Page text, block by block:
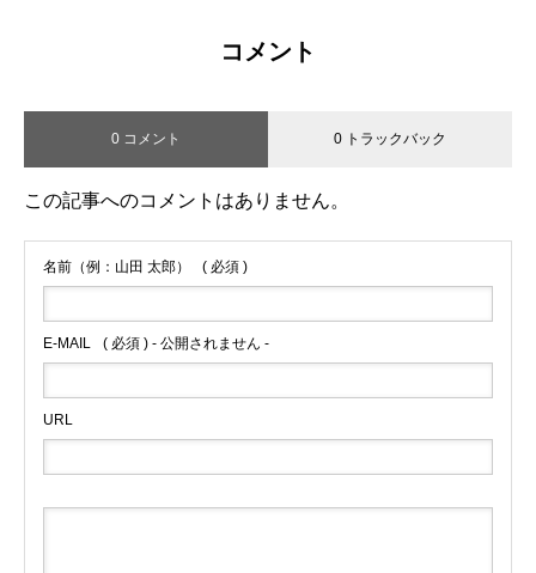
コメント
0 コメント 0 トラックバック
この記事へのコメントはありません。
名前（例：山田 太郎） ( 必須 )
E-MAIL ( 必須 ) - 公開されません -
URL